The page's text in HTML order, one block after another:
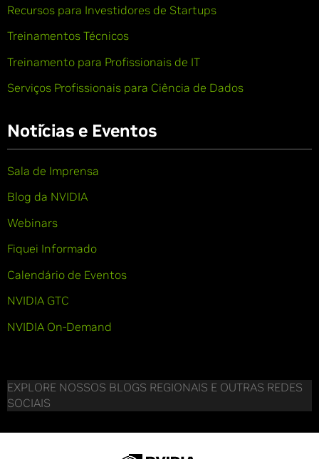
Recursos para Investidores de Startups
Treinamentos Técnicos
Treinamento para Profissionais de IT
Serviços Profissionais para Ciência de Dados
Notícias e Eventos
Sala de Imprensa
Blog da NVIDIA
Webinars
Fiquei Informado
Calendário de Eventos
NVIDIA GTC
NVIDIA On-Demand
EXPLORE NOSSOS BLOGS REGIONAIS E OUTRAS REDES
SOCIAIS